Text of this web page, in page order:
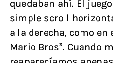
quedaban ahí. El
simple scroll
a la derecha, como en
Mario Bros”. Cuando